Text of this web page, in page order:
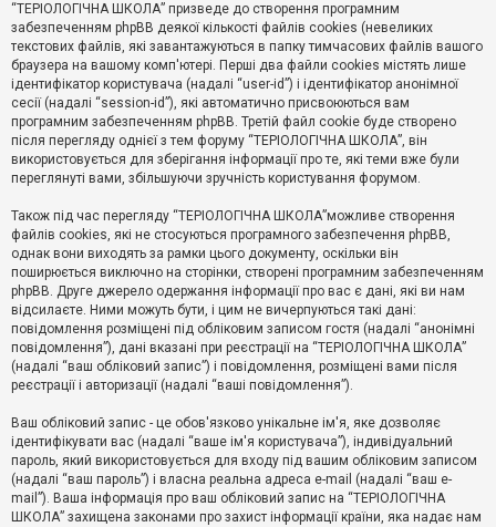
Т
е
м
и
б
е
з
в
і
д
о
і
д
е
й
А
т
и
в
е
м
и
“ТЕРІОЛОГІЧНА ШКОЛА” призведе до створення програмним
забезпеченням phpBB деякої кількості файлів cookies (невеликих
текстових файлів, які завантажуються в папку тимчасових файлів вашого
браузера на вашому комп'ютері. Перші два файли cookies містять лише
ідентифікатор користувача (надалі “user-id”) і ідентифікатор анонімної
сесії (надалі “session-id”), які автоматично присвоюються вам
програмним забезпеченням phpBB. Третій файл cookie буде створено
після перегляду однієї з тем форуму “ТЕРІОЛОГІЧНА ШКОЛА”, він
використовується для зберігання інформації про те, які теми вже були
переглянуті вами, збільшуючи зручність користування форумом.
Також під час перегляду “ТЕРІОЛОГІЧНА ШКОЛА”можливе створення
файлів cookies, які не стосуються програмного забезпечення phpBB,
однак вони виходять за рамки цього документу, оскільки він
поширюється виключно на сторінки, створені програмним забезпеченням
phpBB. Друге джерело одержання інформації про вас є дані, які ви нам
відсилаєте. Ними можуть бути, і цим не вичерпуються такі дані:
повідомлення розміщені під обліковим записом гостя (надалі “анонімні
повідомлення”), дані вказані при реєстрації на “ТЕРІОЛОГІЧНА ШКОЛА”
(надалі “ваш обліковий запис”) і повідомлення, розміщені вами після
реєстрації і авторизації (надалі “ваші повідомлення”).
Ваш обліковий запис - це обов'язково унікальне ім'я, яке дозволяє
ідентифікувати вас (надалі “ваше ім'я користувача”), індивідуальний
пароль, який використовується для входу під вашим обліковим записом
(надалі “ваш пароль”) і власна реальна адреса e-mail (надалі “ваш e-
mail”). Ваша інформація про ваш обліковий запис на “ТЕРІОЛОГІЧНА
ШКОЛА” захищена законами про захист інформації країни, яка надає нам